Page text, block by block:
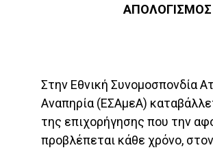
ΑΠΟΛΟΓΙΣΜΟΣ
Στην Εθνική Συνομοσπονδία
Αναπηρία (ΕΣΑμεΑ)
της επιχορήγησης που την
προβλέπεται κάθε χρόνο,